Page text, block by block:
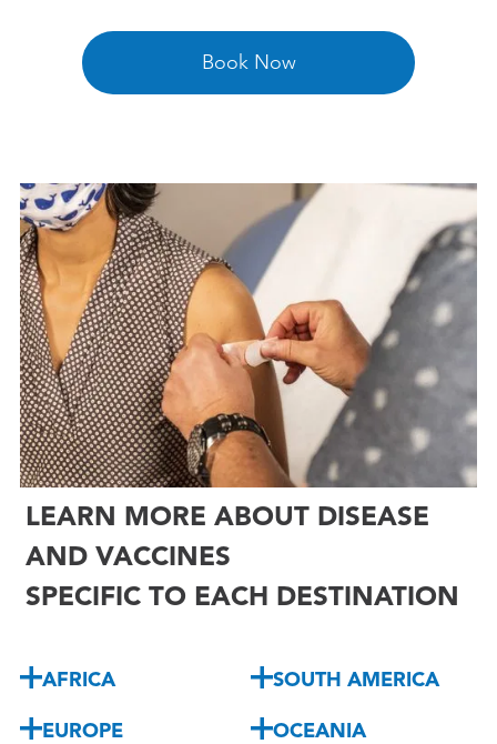
Book Now
LEARN MORE ABOUT DISEASE
AND VACCINES
SPECIFIC TO EACH DESTINATION
AFRICA SOUTH AMERICA
EUROPE OCEANIA